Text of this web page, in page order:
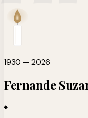
1930 — 2026
Fernande